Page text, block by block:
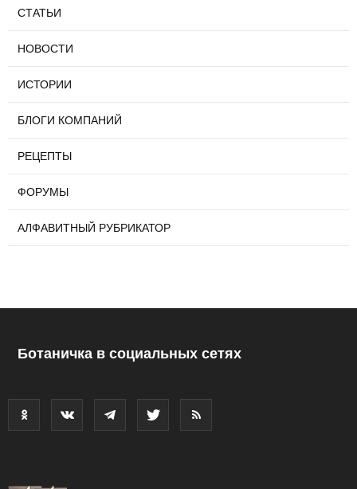
СТАТЬИ
НОВОСТИ
ИСТОРИИ
БЛОГИ КОМПАНИЙ
РЕЦЕПТЫ
ФОРУМЫ
АЛФАВИТНЫЙ РУБРИКАТОР
Ботаничка в социальных сетях